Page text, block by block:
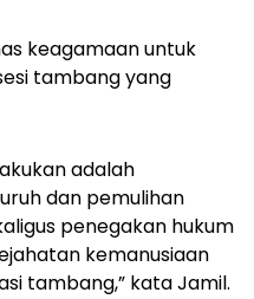
keagamaan untuk
tambang yang
adalah
dan pemulihan
penegakan hukum
kemanusiaan
tambang,” kata Jamil.